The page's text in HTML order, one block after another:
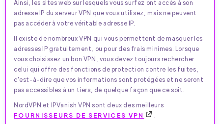
Ainsi, les sites web sur lesquels vous surfez ont accès à son
adresse IP du serveur VPN que vous utilisez, mais ne peuvent
pas accéder à votre véritable adresse IP.
Il existe de nombreux VPN qui vous permettent de masquer les
adresses IP gratuitement, ou pour des frais minimes. Lorsque
vous choisissez un bon VPN, vous devez toujours rechercher
celui qui offre des fonctions de protection contre les fuites,
c'est-à-dire que vos informations sont protégées et ne seront
pas accessibles à un tiers, de quelque façon que ce soit.
NordVPN et IPVanish VPN sont deux des meilleurs
FOURNISSEURS DE SERVICES VPN